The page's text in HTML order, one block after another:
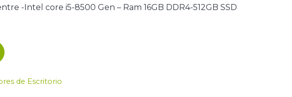
-Intel core i5-8500 Gen – Ram 16GB DDR4-512GB SSD
de Escritorio